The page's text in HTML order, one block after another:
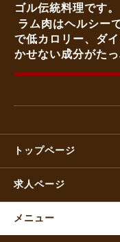
ゴル伝統料理です。
ラム肉はヘルシー
で低カロリー、ダ
かせない成分がたっ
トップページ
求人ページ
メニュー